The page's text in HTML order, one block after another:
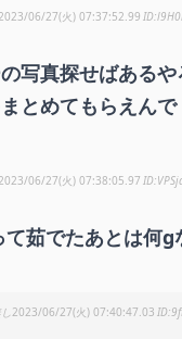
06/27(火) 07:37:52.99
写真探せばあるや
とめてもらえんで
06/27(火) 07:38:05.97
茹でたあとは何g
2023/06/27(火) 07:40:47.03